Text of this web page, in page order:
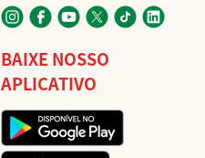
BAIXE NOSSO
APLICATIVO